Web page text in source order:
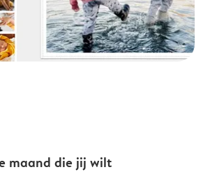
maand die jij wilt